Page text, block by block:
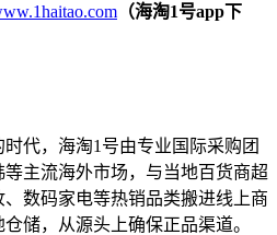
（海淘1号app下
代，海淘1号由专业国际采购团
主流海外市场，与当地百货商超
数码家电等热销品类搬进线上商
储，从源头上确保正品渠道。